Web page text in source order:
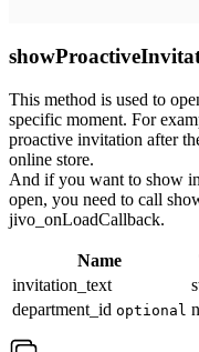
This method is used to
specific moment. For
proactive invitation after
online store.
And if you want to show
open, you need to call
jivo_onLoadCallback.
Name
invitation_text
department_id optional